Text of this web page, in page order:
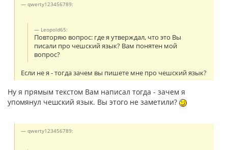
qwerty123456789:
Leopold65:
Повторяю вопрос: где я утверждал, что это Вы
писали про чешский язык? Вам понятен мой
вопрос?
Если не я - тогда зачем вы пишете мне про чешский язык?
Ну я прямым текстом Вам написал тогда - зачем я
упомянул чешский язык. Вы этого не заметили?
qwerty123456789: